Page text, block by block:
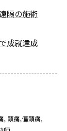
隔の施術
成就達成
頭痛,偏頭痛